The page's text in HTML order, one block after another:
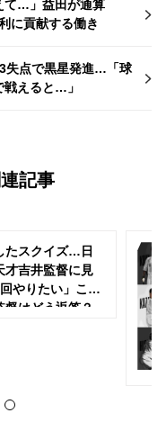
て…」益田が通算
に貢献する働き
失点で黒星発進…「球
戦えると…」
記事
たスクイズ…日
才吉井監督に見
やりたい」これ
督はどう返答？